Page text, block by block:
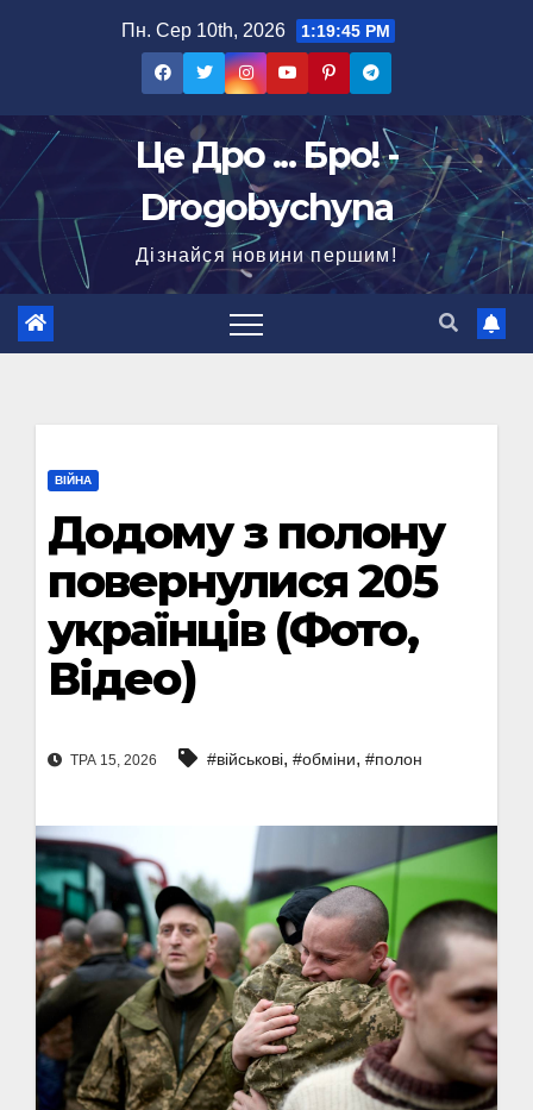
Пн. Сер 10th, 2026 1:19:46 PM
Це Дро ... Бро! -
Drogobychyna
Дізнайся новини першим!
ВІЙНА
Додому з полону
повернулися 205
українців (Фото,
Відео)
ТРА 15, 2026 #військові, #обміни, #полон